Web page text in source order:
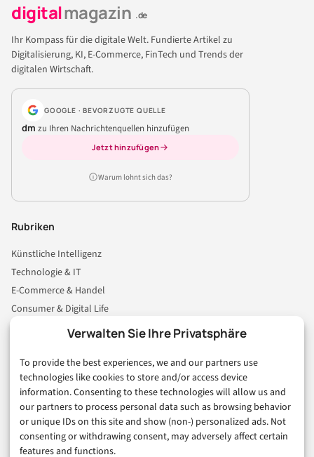
Verwalten Sie Ihre Privatsphäre
To provide the best experiences, we and our partners use
technologies like cookies to store and/or access device
information. Consenting to these technologies will allow us and
our partners to process personal data such as browsing behavior
or unique IDs on this site and show (non-) personalized ads. Not
consenting or withdrawing consent, may adversely affect certain
features and functions.
digitalmagazin .de
Ihr Kompass für die digitale Welt. Fundierte Artikel zu
Digitalisierung, KI, E-Commerce, FinTech und Trends der
digitalen Wirtschaft.
GOOGLE · BEVORZUGTE QUELLE
dm zu Ihren Nachrichtenquellen hinzufügen
Jetzt hinzufügen
Warum lohnt sich das?
Rubriken
Künstliche Intelligenz
Technologie & IT
E-Commerce & Handel
Consumer & Digital Life
Business & Karriere
Sicherheit & Recht
Digitalisierung
Marketing
Magazin